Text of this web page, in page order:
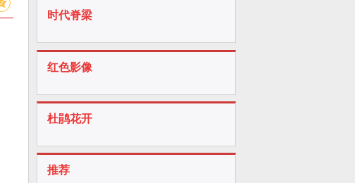
时代脊梁
红色影像
杜鹃花开
推荐